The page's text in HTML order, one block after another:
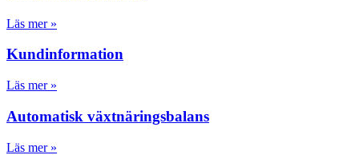
Läs mer »
Kundinformation
Läs mer »
Automatisk växtnäringsbalans
Läs mer »